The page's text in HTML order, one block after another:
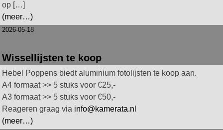
op […]
(meer…)
2026-05-18
Wissellijsten te koop
Hebel Poppens biedt aluminium fotolijsten te koop aan.
A4 formaat >> 5 stuks voor €25,-
A3 formaat >> 5 stuks voor €50,-
Reageren graag via info@kamerata.nl
(meer…)